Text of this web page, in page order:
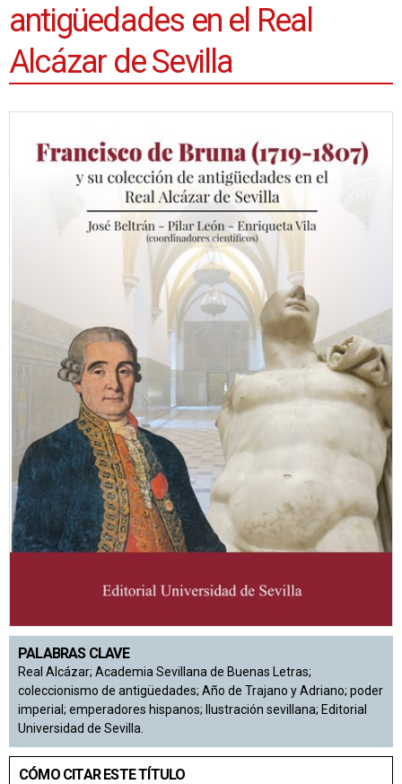
antigüedades en el Real
Alcázar de Sevilla
PALABRAS CLAVE
Real Alcázar; Academia Sevillana de Buenas Letras;
coleccionismo de antigüedades; Año de Trajano y Adriano; poder
imperial; emperadores hispanos; Ilustración sevillana; Editorial
Universidad de Sevilla.
CÓMO CITAR ESTE TÍTULO